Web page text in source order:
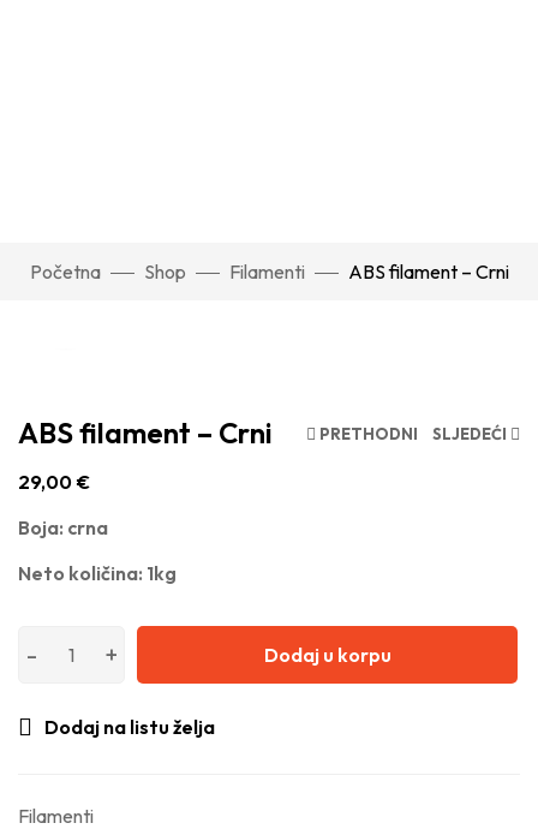
Početna Shop Filamenti ABS filament – Crni
PRETHODNI SLJEDEĆI
ABS filament – Crni
29,00 €
Boja: crna
Neto količina: 1kg
Dodaj u korpu
Dodaj na listu želja
Filamenti